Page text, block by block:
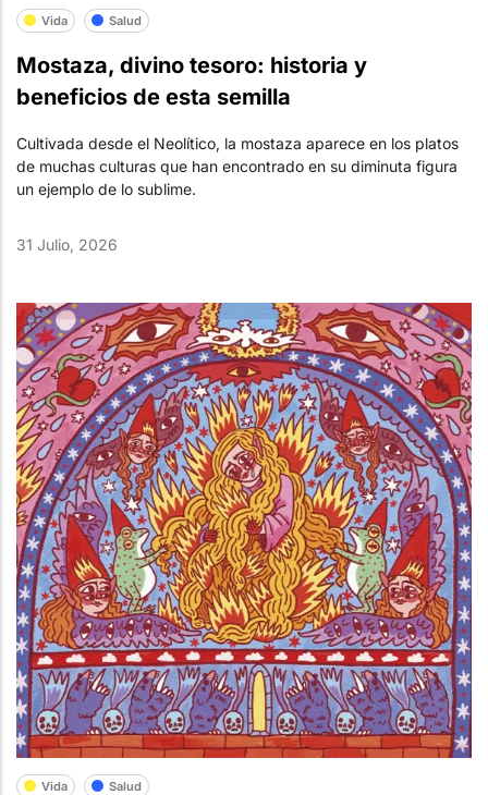
Vida Salud
Mostaza, divino tesoro: historia y
beneficios de esta semilla
Cultivada desde el Neolítico, la mostaza aparece en los platos
de muchas culturas que han encontrado en su diminuta figura
un ejemplo de lo sublime.
31 Julio, 2026
Vida Salud